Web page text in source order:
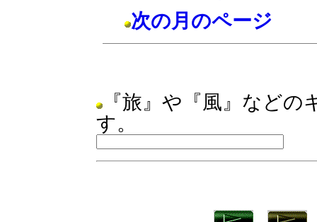
次の月のページ
『旅』や『風』などの
す。